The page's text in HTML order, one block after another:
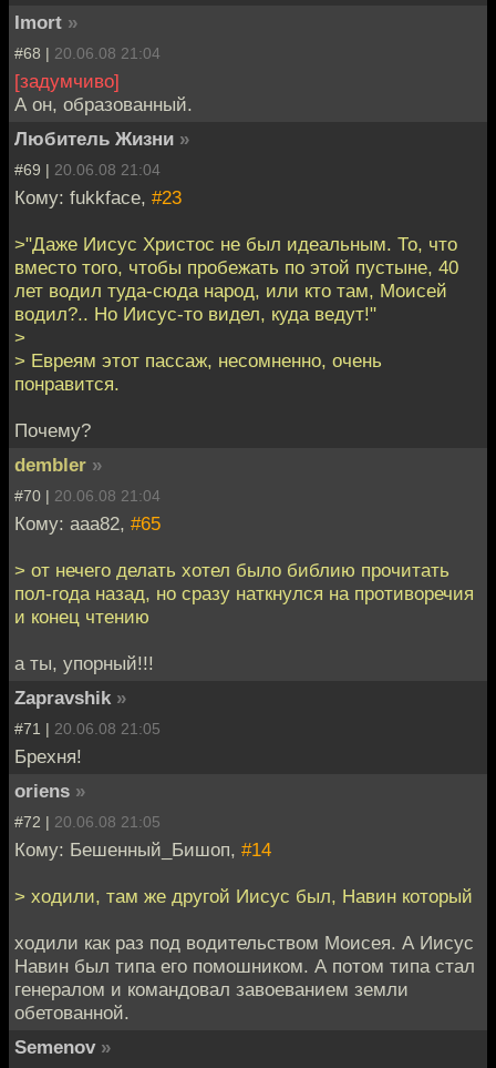
Imort »
#68 | 20.06.08 21:04
[задумчиво]
А он, образованный.
Любитель Жизни »
#69 | 20.06.08 21:04
Кому: fukkface, #23
>"Даже Иисус Христос не был идеальным. То, что
вместо того, чтобы пробежать по этой пустыне, 40
лет водил туда-сюда народ, или кто там, Моисей
водил?.. Но Иисус-то видел, куда ведут!"
>
> Евреям этот пассаж, несомненно, очень
понравится.
Почему?
dembler »
#70 | 20.06.08 21:04
Кому: aaa82, #65
> от нечего делать хотел было библию прочитать
пол-года назад, но сразу наткнулся на противоречия
и конец чтению
а ты, упорный!!!
Zapravshik »
#71 | 20.06.08 21:05
Брехня!
oriens »
#72 | 20.06.08 21:05
Кому: Бешенный_Бишоп, #14
> ходили, там же другой Иисус был, Навин который
ходили как раз под водительством Моисея. А Иисус
Навин был типа его помошником. А потом типа стал
генералом и командовал завоеванием земли
обетованной.
Semenov »